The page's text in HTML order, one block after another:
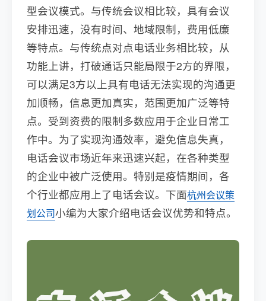
型会议模式。与传统会议相比较，具有会议
安排迅速，没有时间、地域限制，费用低廉
等特点。与传统点对点电话业务相比较，从
功能上讲，打破通话只能局限于2方的界限，
可以满足3方以上具有电话无法实现的沟通更
加顺畅，信息更加真实，范围更加广泛等特
点。受到资费的限制多数应用于企业日常工
作中。为了实现沟通效率，避免信息失真，
电话会议市场近年来迅速兴起，在各种类型
的企业中被广泛使用。特别是疫情期间，各
个行业都应用上了电话会议。下面杭州会议策
划公司小编为大家介绍电话会议优势和特点。